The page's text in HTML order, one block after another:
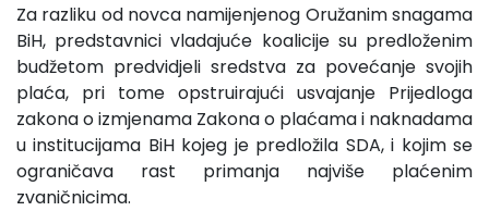
Za razliku od novca namijenjenog Oružanim snagama
BiH, predstavnici vladajuće koalicije su predloženim
budžetom predvidjeli sredstva za povećanje svojih
plaća, pri tome opstruirajući usvajanje Prijedloga
zakona o izmjenama Zakona o plaćama i naknadama
u institucijama BiH kojeg je predložila SDA, i kojim se
ograničava rast primanja najviše plaćenim
zvaničnicima.